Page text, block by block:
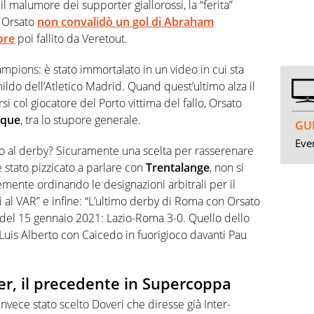
malumore dei supporter giallorossi, la “ferita”
non convalidò un gol di Abraham
poi fallito da Veretout.
è stato immortalato in un video in cui sta
dell’Atletico Madrid. Quand quest’ultimo alza il
col giocatore del Porto vittima del fallo, Orsato
, tra lo stupore generale.
al derby? Sicuramente una scelta per rasserenare
stato pizzicato a parlare conTrentalange, non si
ordinando le designazioni arbitrali per il
VAR” e infine: “L’ultimo derby di Roma con Orsato
15 gennaio 2021: Lazio-Roma 3-0. Quello dello
Alberto con Caicedo in fuorigioco davanti Pau
il precedente in Supercoppa
stato scelto Doveri che diresse già Inter-